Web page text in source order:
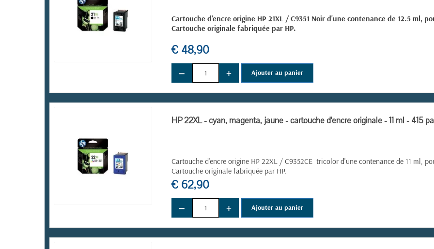
Cartouche d'encre origine HP 21XL / C9351 Noir d'une contenance de 12.5 ml,
Cartouche originale fabriquée par HP.
€ 48,90
− + Ajouter au panier
HP 22XL - cyan, magenta, jaune - cartouche d'encre originale - 11 ml - 415
Cartouche d'encre origine HP 22XL / C9352CE tricolor d'une contenance de 11 ml,
Cartouche originale fabriquée par HP.
€ 62,90
− + Ajouter au panier